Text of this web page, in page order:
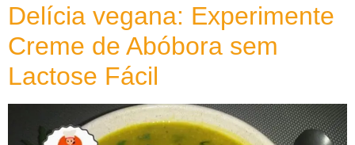
Delícia vegana: Experimente
Creme de Abóbora sem
Lactose Fácil